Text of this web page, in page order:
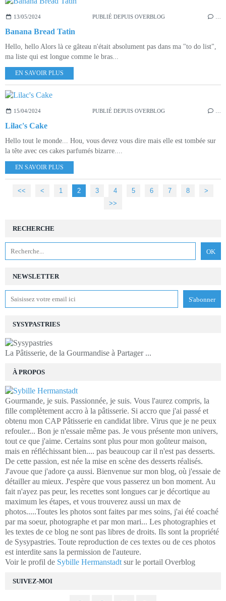
13/05/2024 PUBLIÉ DEPUIS OVERBLOG
Banana Bread Tatin
Hello, hello Alors là ce gâteau n'était absolument pas dans ma "to do list",
ma liste qui est longue comme le bras...
EN SAVOIR PLUS
15/04/2024 PUBLIÉ DEPUIS OVERBLOG
Lilac's Cake
Hello tout le monde... Hou, vous devez vous dire mais elle est tombée sur
la tête avec ces cakes parfumés bizarre....
EN SAVOIR PLUS
<< < 1 2 3 4 5 6 7 8
>
>>
NEWSLETTER
SUIVEZ-MOI
RECHERCHE
SYSYPASTRIES
La Pâtisserie, de la Gourmandise à Partager ...
À PROPOS
Gourmande, je suis. Passionnée, je suis. Vous l'aurez compris, la
fille complètement accro à la pâtisserie. Si accro que j'ai passé et
obtenu mon CAP Pâtisserie en candidat libre. Virus que je ne peux
refouler... Bon je n'essaie même pas. Je vous présente mon univers,
tout ce que j'aime. Certains sont plus pour mon goûteur maison,
mais en réfléchissant bien.... pas beaucoup car il n'est pas desserts.
De cette passion, est née la mise en scène des desserts réalisés.
J'avoue que j'adore ça aussi. Bienvenue sur mon blog, où j'essaie de
détailler au mieux. J'espère que vous passerez un bon moment. Au
fait n'ayez pas peur, les recettes sont longues car je décortique au
maximum les étapes, et vous trouverez aussi un max de
photos.....Toutes les photos sont faites par mes soins, j'ai été coaché
par ma soeur, photographe et par mon mari... Les photographies et
les textes de ce blog ne sont pas libres de droits. Ils sont la propriété
de Sysypastries. Toute reproduction de ces textes ou de ces photos
est interdite sans la permission de l'auteure.
Voir le profil de Sybille Hermanstadt sur le portail Overblog